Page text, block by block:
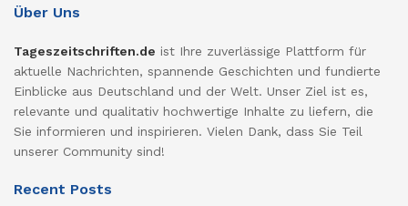
Über Uns
Tageszeitschriften.de ist Ihre zuverlässige Plattform für
aktuelle Nachrichten, spannende Geschichten und fundierte
Einblicke aus Deutschland und der Welt. Unser Ziel ist es,
relevante und qualitativ hochwertige Inhalte zu liefern, die
Sie informieren und inspirieren. Vielen Dank, dass Sie Teil
unserer Community sind!
Recent Posts